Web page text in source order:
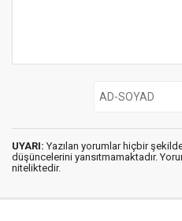
UYARI: Yazılan yorumlar hiçbir
düşüncelerini yansıtmamaktadır.
niteliktedir.